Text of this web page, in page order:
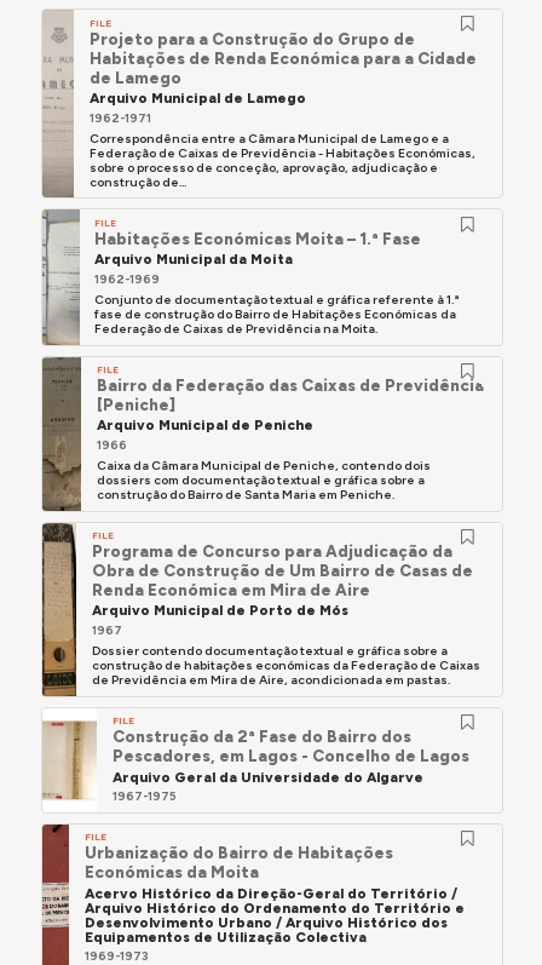
FILE
Projeto para a Construção do Grupo de
Habitações de Renda Económica para a Cidade
de Lamego
Arquivo Municipal de Lamego
1962-1971
Correspondência entre a Câmara Municipal de Lamego e a
Federação de Caixas de Previdência - Habitações Económicas,
sobre o processo de conceção, aprovação, adjudicação e
construção de...
FILE
Habitações Económicas Moita – 1.ª Fase
Arquivo Municipal da Moita
1962-1969
Conjunto de documentação textual e gráfica referente à 1.ª
fase de construção do Bairro de Habitações Económicas da
Federação de Caixas de Previdência na Moita.
FILE
Bairro da Federação das Caixas de Previdência
[Peniche]
Arquivo Municipal de Peniche
1966
Caixa da Câmara Municipal de Peniche, contendo dois
dossiers com documentação textual e gráfica sobre a
construção do Bairro de Santa Maria em Peniche.
FILE
Programa de Concurso para Adjudicação da
Obra de Construção de Um Bairro de Casas de
Renda Económica em Mira de Aire
Arquivo Municipal de Porto de Mós
1967
Dossier contendo documentação textual e gráfica sobre a
construção de habitações económicas da Federação de Caixas
de Previdência em Mira de Aire, acondicionada em pastas.
FILE
Construção da 2ª Fase do Bairro dos
Pescadores, em Lagos - Concelho de Lagos
Arquivo Geral da Universidade do Algarve
1967-1975
FILE
Urbanização do Bairro de Habitações
Económicas da Moita
Acervo Histórico da Direção-Geral do Território /
Arquivo Histórico do Ordenamento do Território e
Desenvolvimento Urbano / Arquivo Histórico dos
Equipamentos de Utilização Colectiva
1969-1973